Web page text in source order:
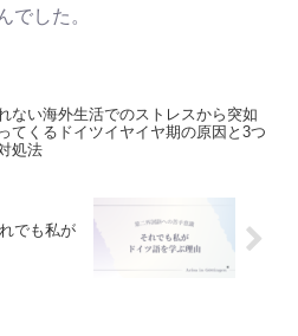
でした。
ない海外生活でのストレスから突如
てくるドイツイヤイヤ期の原因と3つ
処法
でも私が